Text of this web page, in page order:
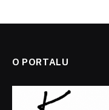
O PORTALU